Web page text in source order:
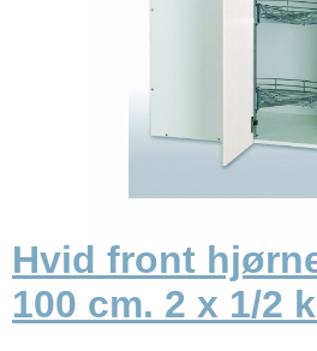
Hvid front
100 cm. 2 x 1/2